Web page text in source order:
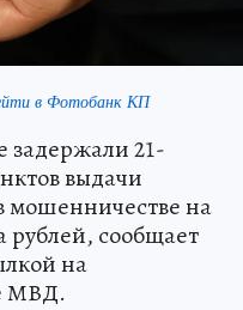
в Фотобанк КП
задержали 21-
выдачи
мошенничестве на
сообщает
на
МВД.